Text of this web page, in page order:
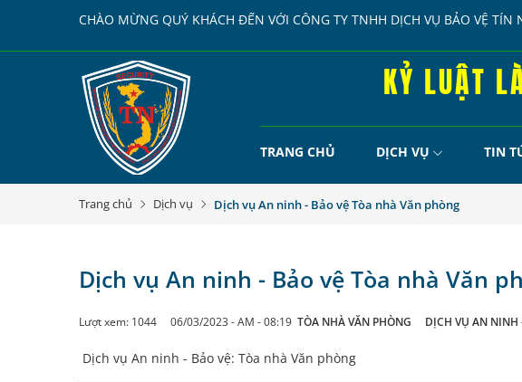
CHÀO MỪNG QUÝ KHÁCH ĐẾN VỚI CÔNG TY TNHH DỊCH VỤ BẢO VỆ TÍN
KỶ LUẬT
TRANG CHỦ DỊCH VỤ TIN
Trang chủ Dịch vụ Dịch vụ An ninh - Bảo vệ Tòa nhà Văn phòng
Dịch vụ An ninh - Bảo vệ Tòa nhà Văn
Lượt xem: 1044 06/03/2023 - AM - 08:19 TÒA NHÀ VĂN PHÒNG DỊCH VỤ AN NINH
Dịch vụ An ninh - Bảo vệ: Tòa nhà Văn phòng